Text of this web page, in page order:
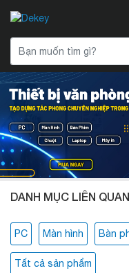
DANH MỤC LIÊN QUAN
PC Màn hình Bàn
Tất cả sản phẩm